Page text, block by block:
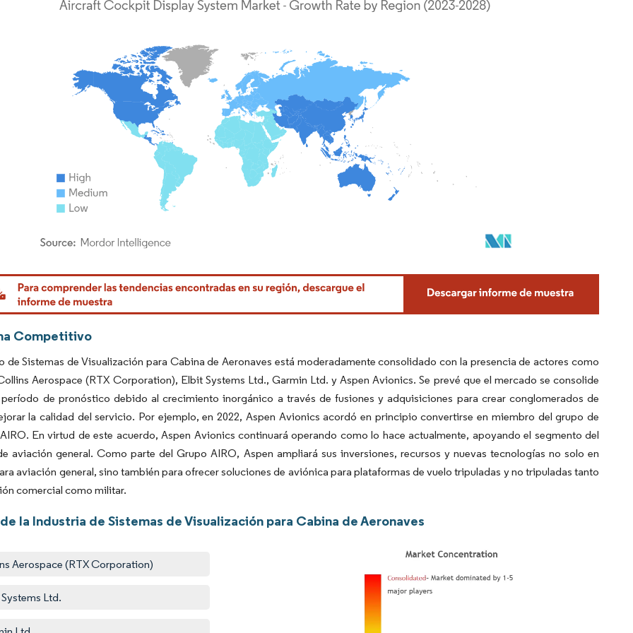
Intelligence. El uso requiere atribución según CC BY 4.0.
Competitivo
de Sistemas de Visualización para Cabina de Aeronaves está moderadamente consolidado con la presencia de actores como
Aerospace (RTX Corporation), Elbit Systems Ltd., Garmin Ltd. y Aspen Avionics. Se prevé que el mercado se consolide
de pronóstico debido al crecimiento inorgánico a través de fusiones y adquisiciones para crear conglomerados de
la calidad del servicio. Por ejemplo, en 2022, Aspen Avionics acordó en principio convertirse en miembro del grupo de
En virtud de este acuerdo, Aspen Avionics continuará operando como lo hace actualmente, apoyando el segmento del
aviación general. Como parte del Grupo AIRO, Aspen ampliará sus inversiones, recursos y nuevas tecnologías no solo en
aviación general, sino también para ofrecer soluciones de aviónica para plataformas de vuelo tripuladas y no tripuladas tanto
comercial como militar.
la Industria de Sistemas de Visualización para Cabina de Aeronaves
Aerospace (RTX Corporation)
Ltd.